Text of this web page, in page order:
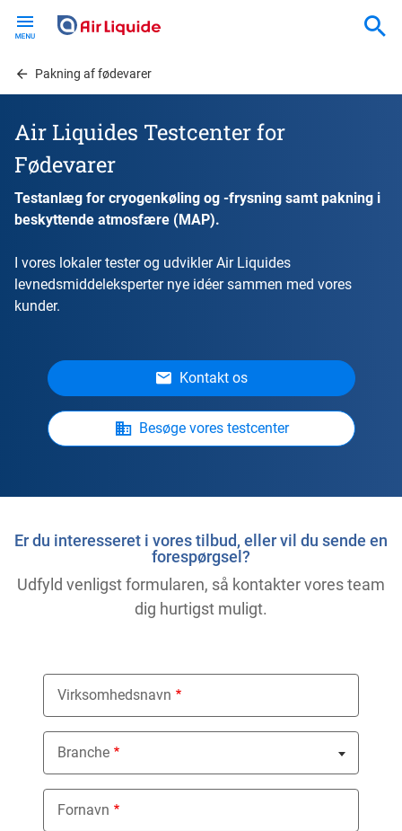
contentPakning af fødevarer
Air Liquides Testcenter for
Fødevarer
Testanlæg for cryogenkøling og -frysning samt pakning i
beskyttende atmosfære (MAP).
I vores lokaler tester og udvikler Air Liquides
levnedsmiddeleksperter nye idéer sammen med vores
kunder.
Kontakt os
Besøge vores testcenter
Er du interesseret i vores tilbud, eller vil du sende en
forespørgsel?
Udfyld venligst formularen, så kontakter vores team
dig hurtigst muligt.
Virksomhedsnavn
Branche
Nothing selected
Fornavn